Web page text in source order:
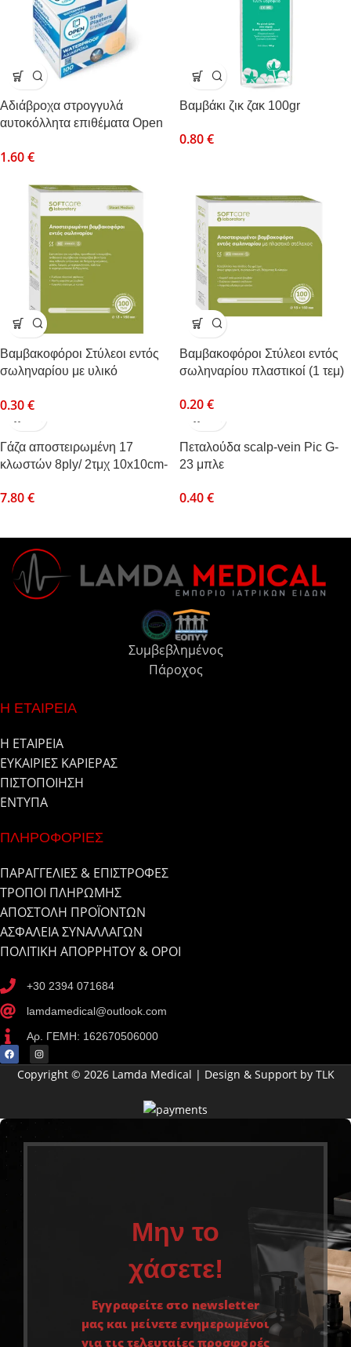
Αδιάβροχα στρογγυλά
αυτοκόλλητα επιθέματα Open
1.60€
Βαμβάκι ζικ ζακ 100gr
0.80€
Βαμβακοφόροι Στύλεοι εντός
σωληναρίου με υλικό
0.30€
Βαμβακοφόροι Στύλεοι εντός
σωληναρίου πλαστικοί (1 τεμ)
0.20€
Γάζα αποστειρωμένη 17
κλωστών 8ply/ 2τμχ 10x10cm-
Επιθέματα απο υφασμένο
7.80€
Πεταλούδα scalp-vein Pic G-
23 μπλε
0.40€
Συμβεβλημένος
Πάροχος
Η ΕΤΑΙΡΕΙΑ
Η ΕΤΑΙΡΕΙΑ
ΕΥΚΑΙΡΙΕΣ ΚΑΡΙΕΡΑΣ
ΠΙΣΤΟΠΟΙΗΣΗ
ΕΝΤΥΠΑ
ΠΛΗΡΟΦΟΡΙΕΣ
ΠΑΡΑΓΓΕΛΙΕΣ & ΕΠΙΣΤΡΟΦΕΣ
ΤΡΟΠΟΙ ΠΛΗΡΩΜΗΣ
ΑΠΟΣΤΟΛΗ ΠΡΟΪΟΝΤΩΝ
ΑΣΦΑΛΕΙΑ ΣΥΝΑΛΛΑΓΩΝ
ΠΟΛΙΤΙΚΗ ΑΠΟΡΡΗΤΟΥ & ΟΡΟΙ
+30 2394 071684
lamdamedical@outlook.com
Αρ. ΓΕΜΗ: 162670506000
Copyright © 2026 Lamda Medical | Design & Support by TLK
Μην το
χάσετε!
Εγγραφείτε στο newsletter
μας και μείνετε ενημερωμένοι
για τις τελευταίες προσφορές